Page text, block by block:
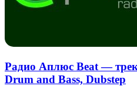
Радио Аплюс Beat —
Drum and Bass, Dubstep